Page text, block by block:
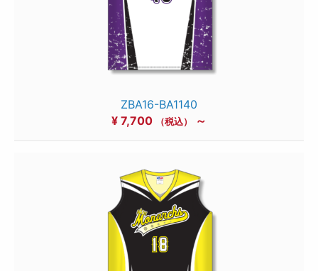
ZBA16-BA1140
¥ 7,700 （税込） ～